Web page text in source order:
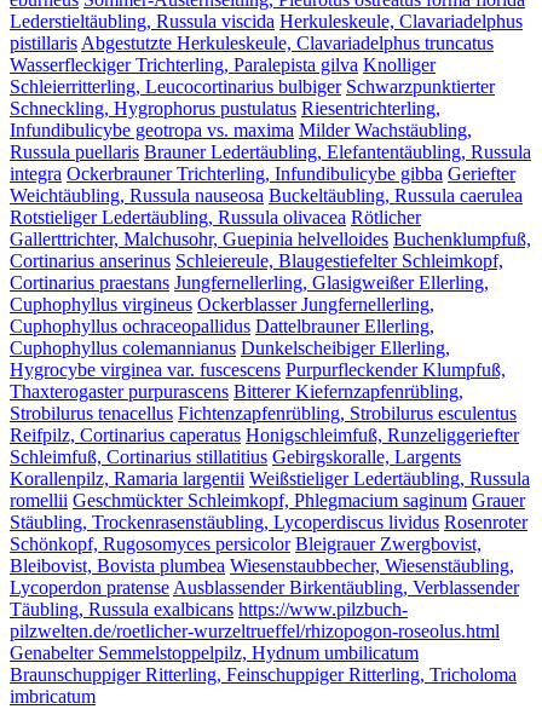
Lederstieltäubling, Russula viscida Herkuleskeule, Clavariadelphus
pistillarisAbgestutzte Herkuleskeule, Clavariadelphus truncatus
Wasserfleckiger Trichterling, Paralepista gilva Knolliger
Schleierritterling, Leucocortinarius bulbiger Schwarzpunktierter
Schneckling, Hygrophorus pustulatus Riesentrichterling,
Infundibulicybe geotropa vs. maxima Milder Wachstäubling,
Russula puellaris Brauner Ledertäubling, Elefantentäubling, Russula
integra Ockerbrauner Trichterling, Infundibulicybe gibba Geriefter
Weichtäubling, Russula nauseosa Buckeltäubling, Russula caerulea
Rotstieliger Ledertäubling, Russula olivacea Rötlicher
Gallerttrichter, Malchusohr, Guepinia helvelloides Buchenklumpfuß,
Cortinarius anserinus Schleiereule, Blaugestiefelter Schleimkopf,
Cortinarius praestans Jungfernellerling, Glasigweißer Ellerling,
Cuphophyllus virgineus Ockerblasser Jungfernellerling,
Cuphophyllus ochraceopallidus Dattelbrauner Ellerling,
Cuphophyllus colemannianus Dunkelscheibiger Ellerling,
Hygrocybe virginea var. fuscescens Purpurfleckender Klumpfuß,
Thaxterogaster purpurascens Bitterer Kiefernzapfenrübling,
Strobilurus tenacellus Fichtenzapfenrübling, Strobilurus esculentus
Reifpilz, Cortinarius caperatus Honigschleimfuß, Runzeliggeriefter
Schleimfuß, Cortinarius stillatitius Gebirgskoralle, Largents
Korallenpilz, Ramaria largentii Weißstieliger Ledertäubling, Russula
romellii Geschmückter Schleimkopf, Phlegmacium saginum Grauer
Stäubling, Trockenrasenstäubling, Lycoperdiscus lividus Rosenroter
Schönkopf, Rugosomyces persicolor Bleigrauer Zwergbovist,
Bleibovist, Bovista plumbea Wiesenstaubbecher, Wiesenstäubling,
Lycoperdon pratenseAusblassender Birkentäubling, Verblassender
Täubling, Russula exalbicans https://www.pilzbuch-
pilzwelten.de/roetlicher-wurzeltrueffel/rhizopogon-roseolus.html
Genabelter Semmelstoppelpilz, Hydnum umbilicatum
Braunschuppiger Ritterling, Feinschuppiger Ritterling, Tricholoma
imbricatum